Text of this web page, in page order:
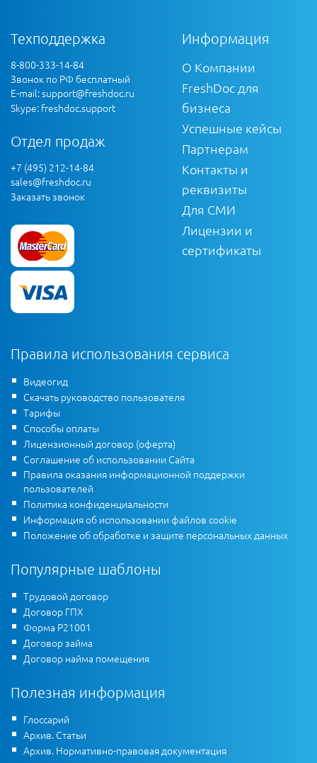
Техподдержка
8-800-333-14-84
Звонок по РФ бесплатный
E-mail:support@freshdoc.ru
Skype: freshdoc.support
Отдел продаж
+7 (495) 212-14-84
sales@freshdoc.ru
Заказать звонок
Информация
О Компании
FreshDoc для
бизнеса
Успешные кейсы
Партнерам
Контакты и
реквизиты
Для СМИ
Лицензии и
сертификаты
Правила использования сервиса
Видеогид
Скачать руководство пользователя
Тарифы
Способы оплаты
Лицензионный договор (оферта)
Соглашение об использовании Сайта
Правила оказания информационной поддержки
пользователей
Политика конфиденциальности
Информация об использовании файлов cookie
Положение об обработке и защите персональных данных
Популярные шаблоны
Трудовой договор
Договор ГПХ
Форма Р21001
Договор займа
Договор найма помещения
Полезная информация
Глоссарий
Архив. Статьи
Архив. Нормативно-правовая документация